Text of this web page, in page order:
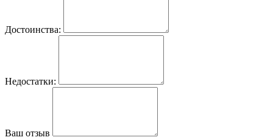
Достоинства:
Недостатки:
Ваш отзыв